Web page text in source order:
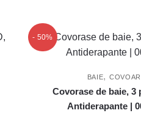
- 50%
BAIE,
Covorase de baie, 3
Antiderapante |